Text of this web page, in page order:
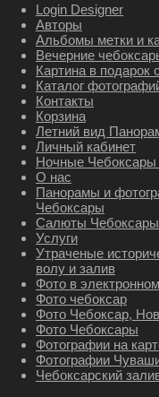
Login Designer
Авторы
Альбомы метки и
Вечерние
Картина в подарок
Каталог
Контакты
Корзина
Летний вид
Личный кабинет
Ночные
О нас
Панорамы и
Чебоксары
Салюты Чебоксары
Услуги
Утраченые
волу и залив
Фото в
Фото чебоксар
Фото Чебоксар,
Фото Чебоксары
Фотографии на
Фотографии
Чебоксарский